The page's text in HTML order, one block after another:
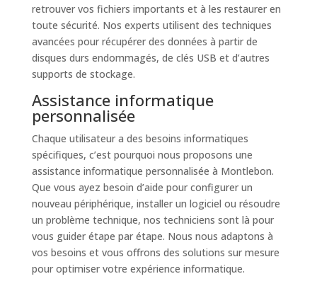
retrouver vos fichiers importants et à les restaurer en
toute sécurité. Nos experts utilisent des techniques
avancées pour récupérer des données à partir de
disques durs endommagés, de clés USB et d’autres
supports de stockage.
Assistance informatique
personnalisée
Chaque utilisateur a des besoins informatiques
spécifiques, c’est pourquoi nous proposons une
assistance informatique personnalisée à Montlebon.
Que vous ayez besoin d’aide pour configurer un
nouveau périphérique, installer un logiciel ou résoudre
un problème technique, nos techniciens sont là pour
vous guider étape par étape. Nous nous adaptons à
vos besoins et vous offrons des solutions sur mesure
pour optimiser votre expérience informatique.